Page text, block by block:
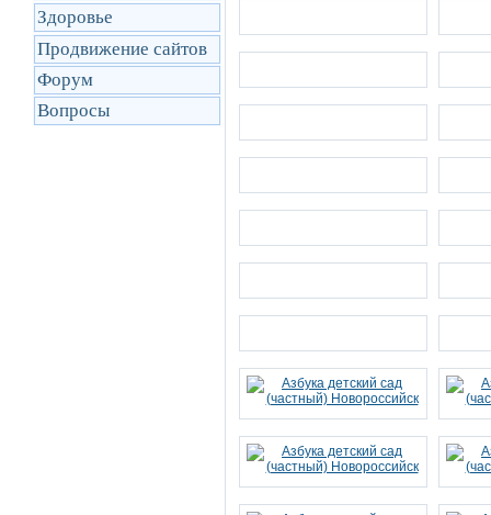
Здоровье
Продвижение сайтов
Форум
Вопросы